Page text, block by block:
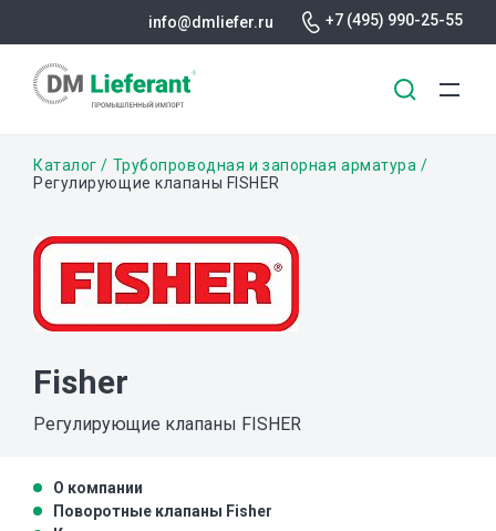
содержанию
info@dmliefer.ru +7 (495) 990-25-55
Строка
Каталог
Трубопроводная и запорная арматура
Регулирующие клапаны FISHER
Fisher
Регулирующие клапаны FISHER
О компании
Поворотные клапаны Fisher